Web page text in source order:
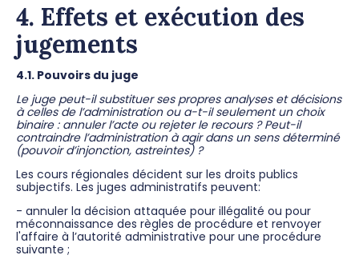
4. Effets et exécution des
jugements
4.1. Pouvoirs du juge
Le juge peut-il substituer ses propres analyses et décisions
à celles de l’administration ou a-t-il seulement un choix
binaire : annuler l’acte ou rejeter le recours ? Peut-il
contraindre l’administration à agir dans un sens déterminé
(pouvoir d’injonction, astreintes) ?
Les cours régionales décident sur les droits publics
subjectifs. Les juges administratifs peuvent:
- annuler la décision attaquée pour illégalité ou pour
méconnaissance des règles de procédure et renvoyer
l'affaire à l’autorité administrative pour une procédure
suivante ;